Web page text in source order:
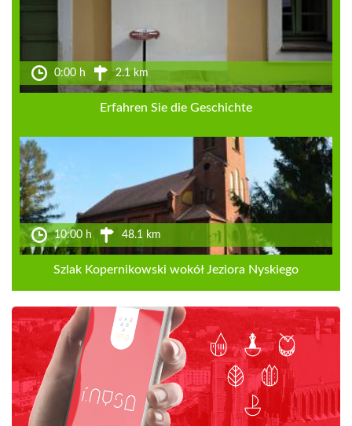
0:00 h 2.1 km
Erfahren Sie die Geschichte
10:00 h 48.1 km
Szlak Kopernikowski wokół Jeziora Nyskiego